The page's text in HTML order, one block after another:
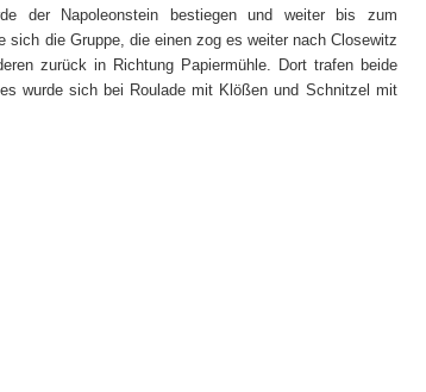
der Napoleonstein bestiegen und weiter bis zum
sich die Gruppe, die einen zog es weiter nach Closewitz
zurück in Richtung Papiermühle. Dort trafen beide
wurde sich bei Roulade mit Klößen und Schnitzel mit